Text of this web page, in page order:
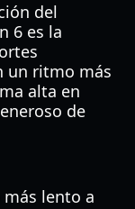
del
6 es la
un ritmo más
alta en
de
más lento a